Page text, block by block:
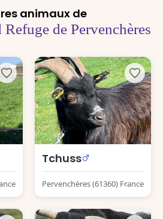
animaux de
de Pervenchères
Tchuss
Pervenchères (61360) France